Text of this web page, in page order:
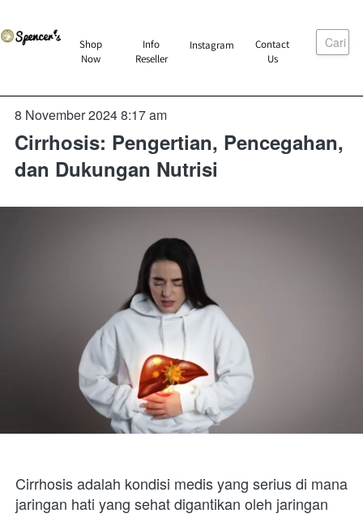
`
Shop
Now
` Info
Reseller
`Instagram `
Contact
Us
Cari
8 November 2024 8:17 am
Cirrhosis: Pengertian, Pencegahan,
dan Dukungan Nutrisi
Cirrhosis adalah kondisi medis yang serius di mana
jaringan hati yang sehat digantikan oleh jaringan